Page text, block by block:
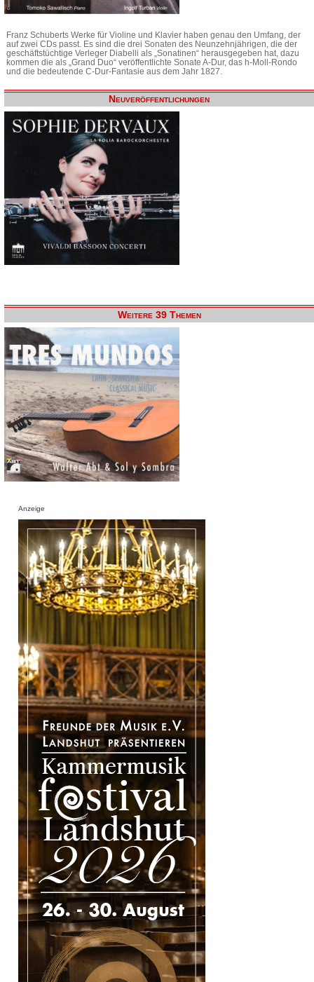
Franz Schuberts Werke für Violine und Klavier haben genau den Umfang, der
auf zwei CDs passt. Es sind die drei Sonaten des Neunzehnjährigen, die der
geschäftstüchtige Verleger Diabelli als „Sonatinen“ herausgegeben hat, dazu
kommen die als „Grand Duo“ veröffentlichte Sonate A-Dur, das h-Moll-Rondo
und die bedeutende C-Dur-Fantasie aus dem Jahr 1827.
Neuveröffentlichungen
Weitere 39 Themen
Anzeige